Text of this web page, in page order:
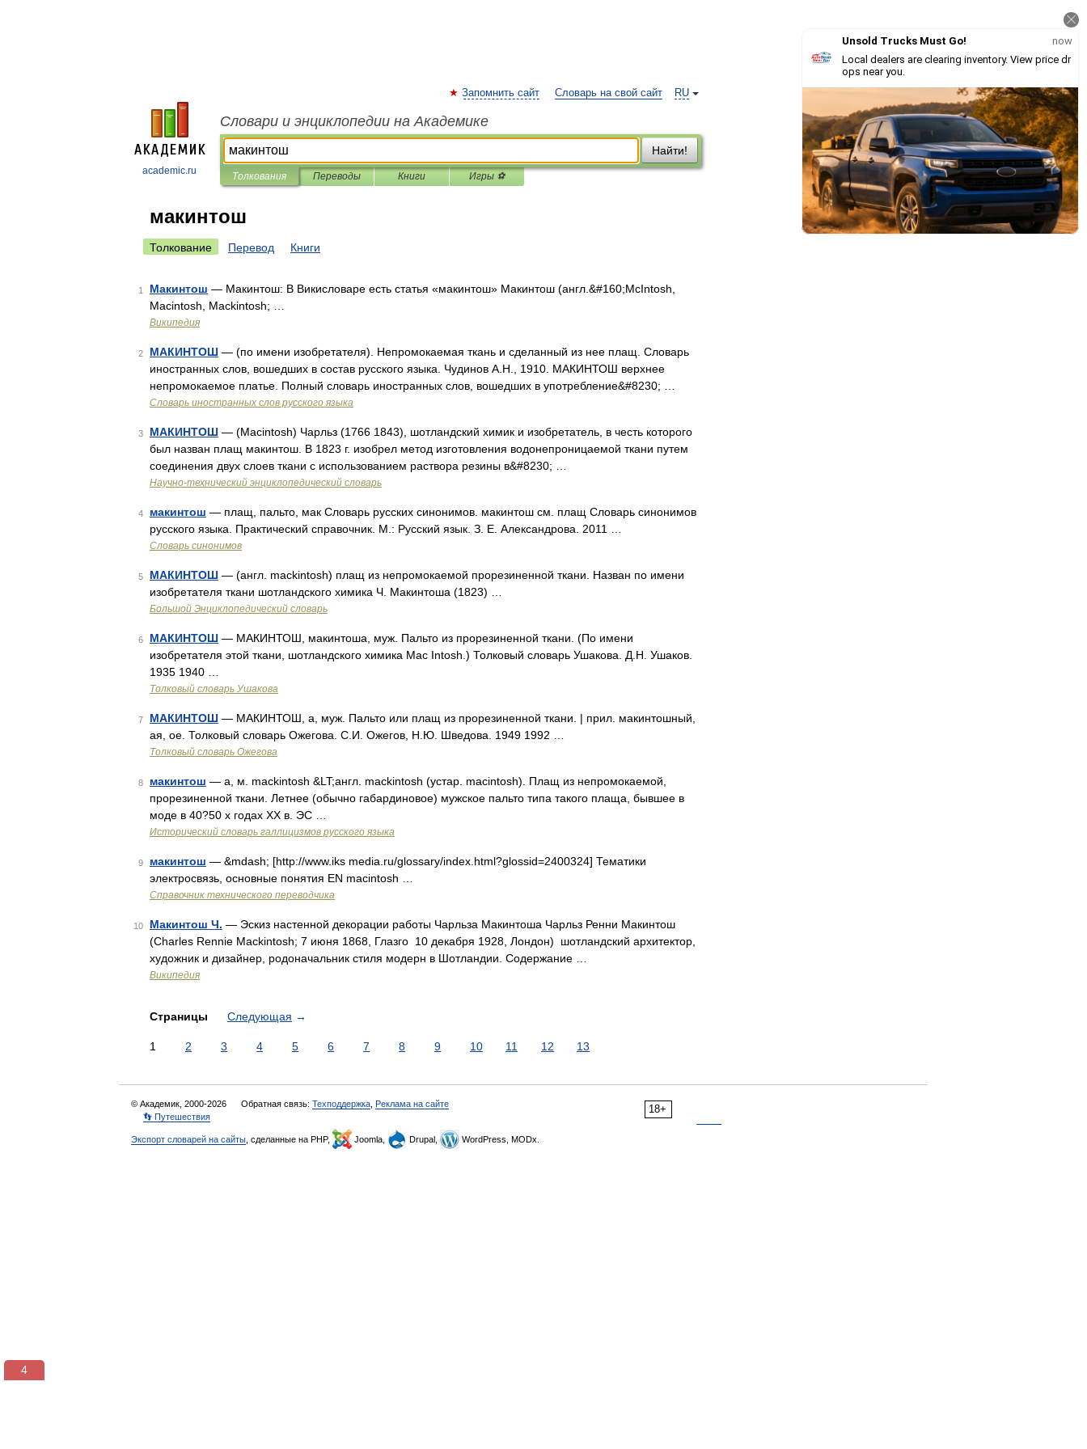
academic.ru
RU
Запомнить сайт Словарь на свой сайт
Словари и энциклопедии на Академике
Найти!
Толкования Переводы Книги Игры ⚽
макинтош
Толкование Перевод Книги
1 Макинтош — Макинтош: В Викисловаре есть статья «макинтош» Макинтош (англ.&#160;McIntosh,
Macintosh, Mackintosh; …
Википедия
2 МАКИНТОШ — (по имени изобретателя). Непромокаемая ткань и сделанный из нее плащ. Словарь
иностранных слов, вошедших в состав русского языка. Чудинов А.Н., 1910. МАКИНТОШ верхнее
непромокаемое платье. Полный словарь иностранных слов, вошедших в употребление&#8230; …
Словарь иностранных слов русского языка
3 МАКИНТОШ — (Macintosh) Чарльз (1766 1843), шотландский химик и изобретатель, в честь которого
был назван плащ макинтош. В 1823 г. изобрел метод изготовления водонепроницаемой ткани путем
соединения двух слоев ткани с использованием раствора резины в&#8230; …
Научно-технический энциклопедический словарь
4 макинтош — плащ, пальто, мак Словарь русских синонимов. макинтош см. плащ Словарь синонимов
русского языка. Практический справочник. М.: Русский язык. З. Е. Александрова. 2011 …
Словарь синонимов
5 МАКИНТОШ — (англ. mackintosh) плащ из непромокаемой прорезиненной ткани. Назван по имени
изобретателя ткани шотландского химика Ч. Макинтоша (1823) …
Большой Энциклопедический словарь
6 МАКИНТОШ — МАКИНТОШ, макинтоша, муж. Пальто из прорезиненной ткани. (По имени
изобретателя этой ткани, шотландского химика Mac Intosh.) Толковый словарь Ушакова. Д.Н. Ушаков.
1935 1940 …
Толковый словарь Ушакова
7 МАКИНТОШ — МАКИНТОШ, а, муж. Пальто или плащ из прорезиненной ткани. | прил. макинтошный,
ая, ое. Толковый словарь Ожегова. С.И. Ожегов, Н.Ю. Шведова. 1949 1992 …
Толковый словарь Ожегова
8 макинтош — а, м. mackintosh &LT;англ. mackintosh (устар. macintosh). Плащ из непромокаемой,
прорезиненной ткани. Летнее (обычно габардиновое) мужское пальто типа такого плаща, бывшее в
моде в 40?50 х годах ХХ в. ЭС …
Исторический словарь галлицизмов русского языка
9 макинтош — &mdash; [http://www.iks media.ru/glossary/index.html?glossid=2400324] Тематики
электросвязь, основные понятия EN macintosh …
Справочник технического переводчика
10 Макинтош Ч. — Эскиз настенной декорации работы Чарльза Макинтоша Чарльз Ренни Макинтош
(Charles Rennie Mackintosh; 7 июня 1868, Глазго 10 декабря 1928, Лондон) шотландский архитектор,
художник и дизайнер, родоначальник стиля модерн в Шотландии. Содержание …
Википедия
Страницы Следующая →
1 2 3 4 5 6 7 8 9 10 11 12 13
18+
© Академик, 2000-2026 Обратная связь: Техподдержка Реклама на сайте
👣 Путешествия
Экспорт словарей на сайты , сделанные на PHP, Joomla, Drupal, WordPress, MODx.
3